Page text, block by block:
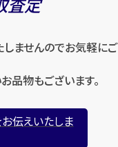
査定
ませんのでお気軽にご
品物もございます。
伝えいたしま